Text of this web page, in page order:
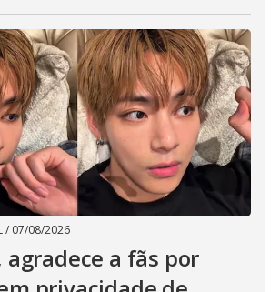
/ 07/08/2026
agradece a fãs por